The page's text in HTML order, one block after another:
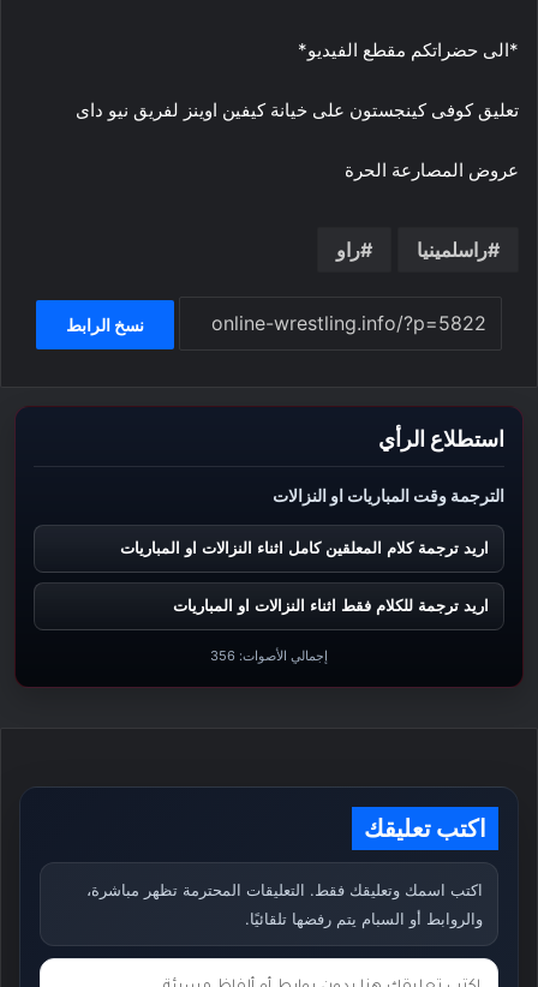
*الى حضراتكم مقطع الفيديو*
تعليق كوفى كينجستون على خيانة كيفين اوينز لفريق نيو داى
عروض المصارعة الحرة
راسلمينيا راو
نسخ الرابط
استطلاع الرأي
الترجمة وقت المباريات او النزالات
اريد ترجمة كلام المعلقين كامل اثناء النزالات او المباريات
اريد ترجمة للكلام فقط اثناء النزالات او المباريات
إجمالي الأصوات: 356
اكتب تعليقك
اكتب اسمك وتعليقك فقط. التعليقات المحترمة تظهر مباشرة،
والروابط أو السبام يتم رفضها تلقائيًا.
ت